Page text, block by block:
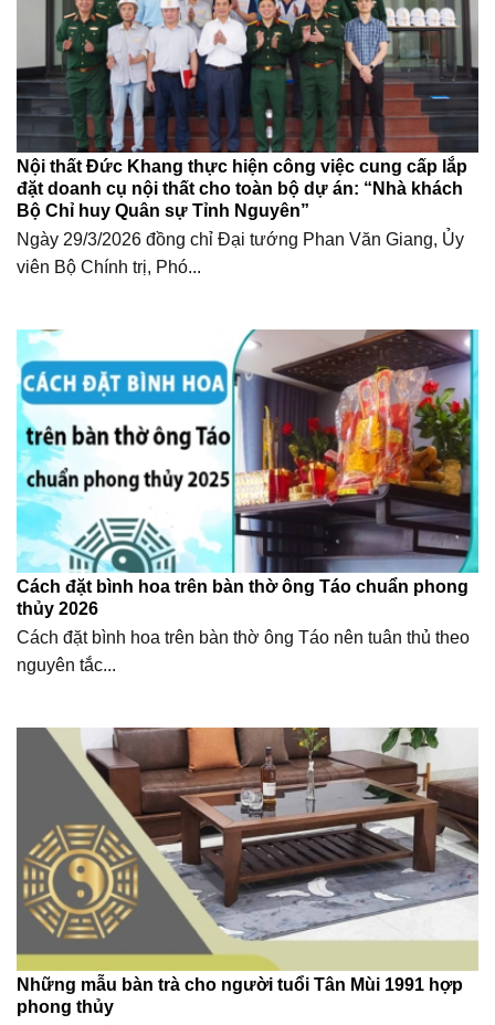
Nội thất Đức Khang thực hiện công việc cung cấp lắp
đặt doanh cụ nội thất cho toàn bộ dự án: “Nhà khách
Bộ Chỉ huy Quân sự Tỉnh Nguyên”
Ngày 29/3/2026 đồng chỉ Đại tướng Phan Văn Giang, Ủy
viên Bộ Chính trị, Phó...
Cách đặt bình hoa trên bàn thờ ông Táo chuẩn phong
thủy 2026
Cách đặt bình hoa trên bàn thờ ông Táo nên tuân thủ theo
nguyên tắc...
Những mẫu bàn trà cho người tuổi Tân Mùi 1991 hợp
phong thủy